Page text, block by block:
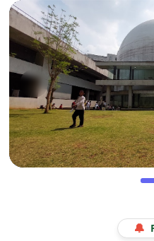
Manis Gurih Jakarta
Legenda 18 Tahun Kerak
Menjelajah Angkasa di
Eduwisata Edukatif di🔔